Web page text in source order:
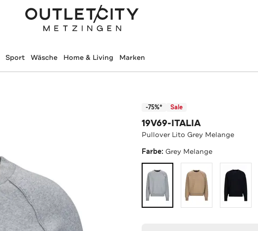
Sport Wäsche Home & Living Marken
-75%* Sale
19V69-ITALIA
Pullover Lito Grey Melange
Farbe: Grey Melange